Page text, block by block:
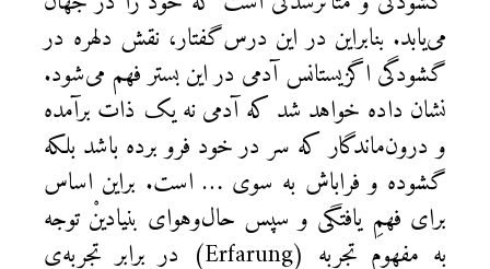
می‌يابد. بنابراين در اين درس‌گفتار، نقش دلهره در
گشودگی اگزيستانس آدمی در اين بستر فهم می‌شود.
نشان داده خواهد شد كه آدمی نه يک ذات برآمده
و درون‌ماندگار که سر در خود فرو برده باشد بلكه
گشوده و فراباش به سوی … است. براين اساس
برای فهمِ يافتگی و سپس حال‌و‌هوای بنيادينْ توجه‌
به مفهوم تجربه (Erfarung) در برابر تجربه‌ی